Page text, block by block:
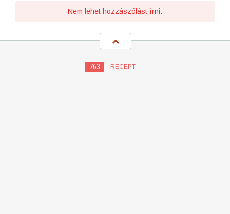
Nem lehet hozzászólást írni.
763 RECEPT